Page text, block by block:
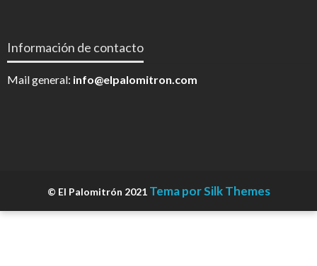
Información de contacto
Mail general: info@elpalomitron.com
© El Palomitrón 2021 Tema por Silk Themes